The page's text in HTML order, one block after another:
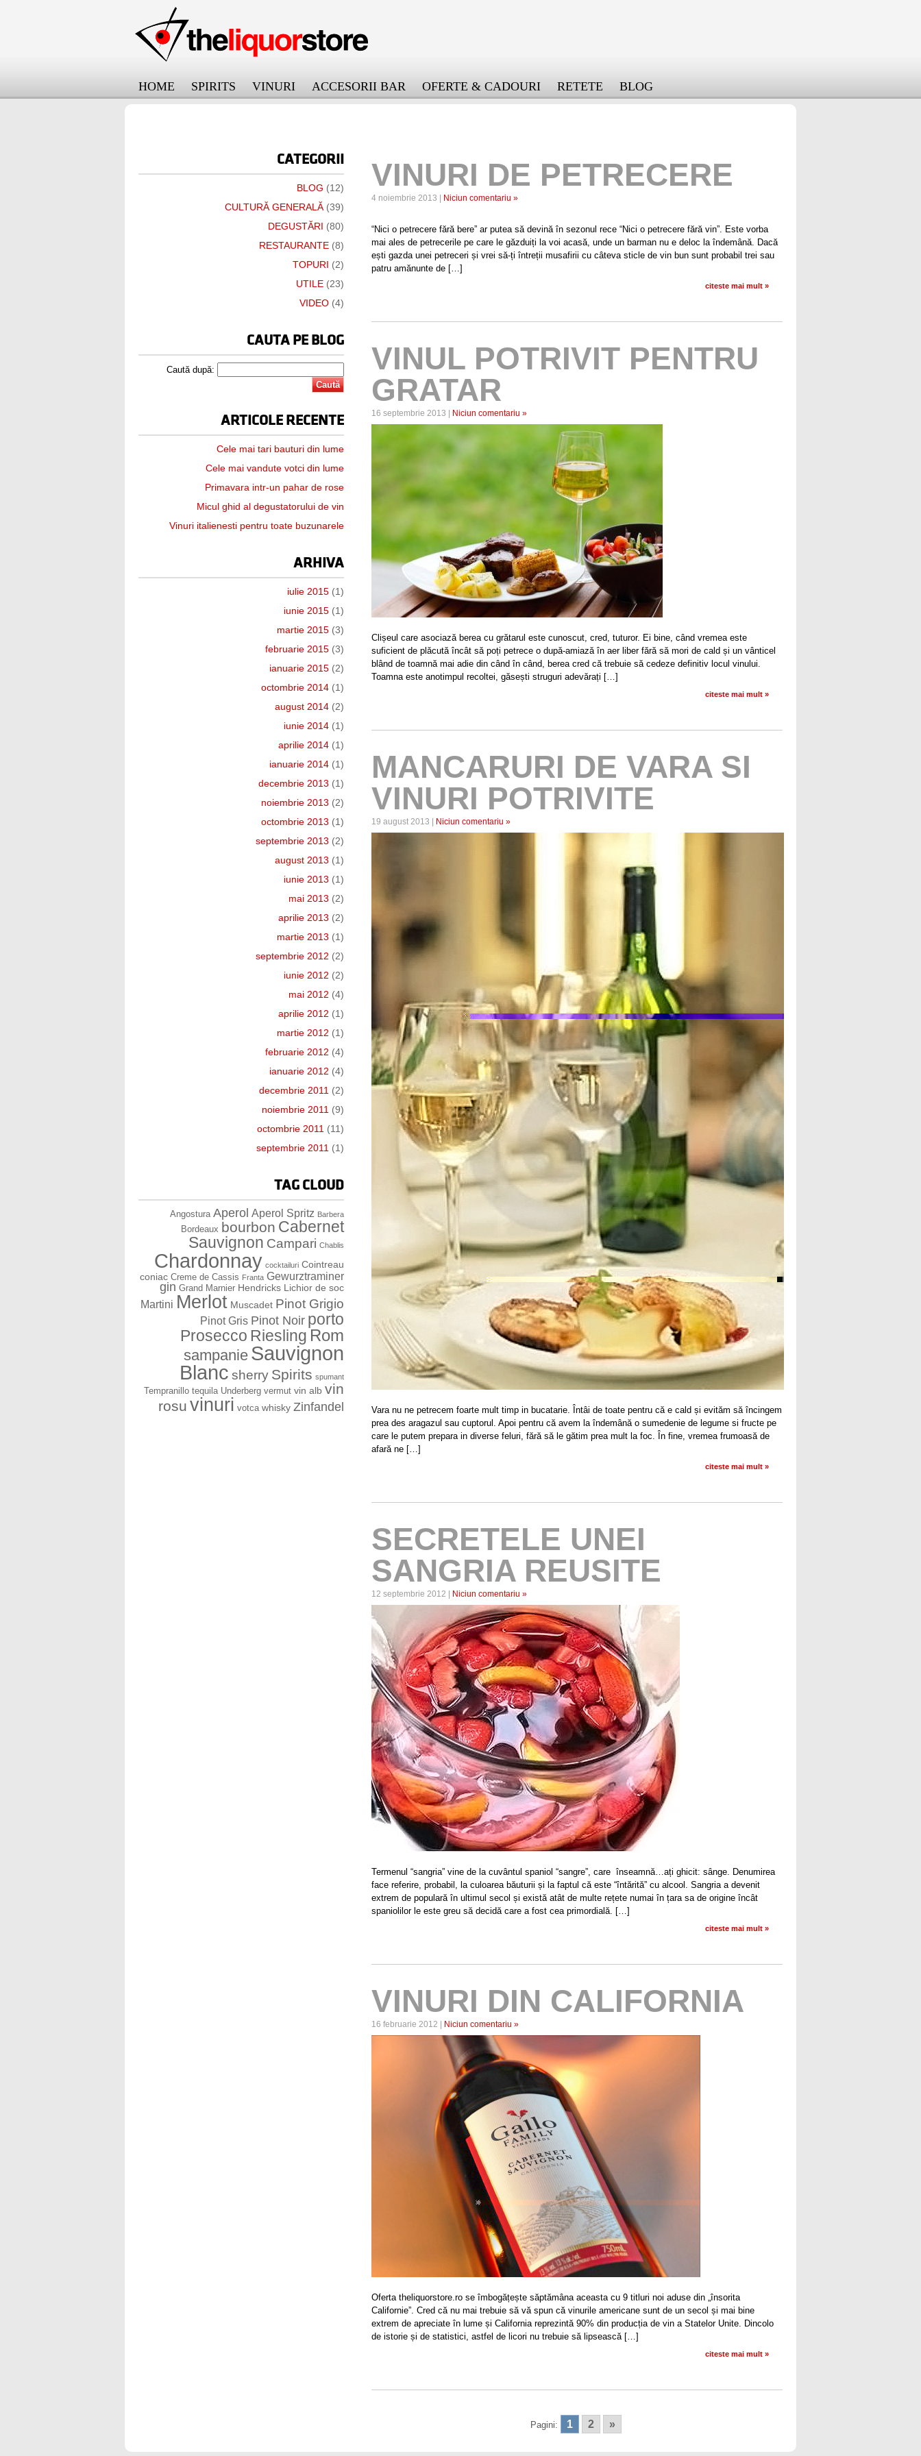
HOME SPIRITS VINURI ACCESORII BAR OFERTE & CADOURI RETETE BLOG
VINURI DE PETRECERE
4 noiembrie 2013 | Niciun comentariu »
“Nici o petrecere fără bere” ar putea să devină în sezonul rece “Nici o petrecere fără vin”. Este vorba
mai ales de petrecerile pe care le găzduiți la voi acasă, unde un barman nu e deloc la îndemână. Dacă
ești gazda unei petreceri și vrei să-ți întreții musafirii cu câteva sticle de vin bun sunt probabil trei sau
patru amănunte de […]
citeste mai mult »
VINUL POTRIVIT PENTRU
GRATAR
16 septembrie 2013 | Niciun comentariu »
Clișeul care asociază berea cu grătarul este cunoscut, cred, tuturor. Ei bine, când vremea este
suficient de plăcută încât să poți petrece o după-amiază în aer liber fără să mori de cald și un vânticel
blând de toamnă mai adie din când în când, berea cred că trebuie să cedeze definitiv locul vinului.
Toamna este anotimpul recoltei, găsești struguri adevărați […]
citeste mai mult »
MANCARURI DE VARA SI
VINURI POTRIVITE
19 august 2013 | Niciun comentariu »
Vara nu ne petrecem foarte mult timp in bucatarie. Întâi de toate pentru că e cald și evităm să încingem
prea des aragazul sau cuptorul. Apoi pentru că avem la îndemână o sumedenie de legume si fructe pe
care le putem prepara in diverse feluri, fără să le gătim prea mult la foc. În fine, vremea frumoasă de
afară ne […]
citeste mai mult »
SECRETELE UNEI
SANGRIA REUSITE
12 septembrie 2012 | Niciun comentariu »
Termenul “sangria” vine de la cuvântul spaniol “sangre”, care înseamnă…ați ghicit: sânge. Denumirea
face referire, probabil, la culoarea băuturii și la faptul că este “întărită” cu alcool. Sangria a devenit
extrem de populară în ultimul secol și există atât de multe rețete numai în țara sa de origine încât
spaniolilor le este greu să decidă care a fost cea primordială. […]
citeste mai mult »
VINURI DIN CALIFORNIA
16 februarie 2012 | Niciun comentariu »
Oferta theliquorstore.ro se îmbogățește săptămâna aceasta cu 9 titluri noi aduse din „însorita
Californie”. Cred că nu mai trebuie să vă spun că vinurile americane sunt de un secol și mai bine
extrem de apreciate în lume și California reprezintă 90% din producția de vin a Statelor Unite. Dincolo
de istorie și de statistici, astfel de licori nu trebuie să lipsească […]
citeste mai mult »
Pagini: 1 2 »
CATEGORII
BLOG (12)
CULTURĂ GENERALĂ (39)
DEGUSTĂRI (80)
RESTAURANTE (8)
TOPURI (2)
UTILE (23)
VIDEO (4)
CAUTA PE BLOG
Caută după:
ARTICOLE RECENTE
Cele mai tari bauturi din lume
Cele mai vandute votci din lume
Primavara intr-un pahar de rose
Micul ghid al degustatorului de vin
Vinuri italienesti pentru toate buzunarele
ARHIVA
iulie 2015 (1)
iunie 2015 (1)
martie 2015 (3)
februarie 2015 (3)
ianuarie 2015 (2)
octombrie 2014 (1)
august 2014 (2)
iunie 2014 (1)
aprilie 2014 (1)
ianuarie 2014 (1)
decembrie 2013 (1)
noiembrie 2013 (2)
octombrie 2013 (1)
septembrie 2013 (2)
august 2013 (1)
iunie 2013 (1)
mai 2013 (2)
aprilie 2013 (2)
martie 2013 (1)
septembrie 2012 (2)
iunie 2012 (2)
mai 2012 (4)
aprilie 2012 (1)
martie 2012 (1)
februarie 2012 (4)
ianuarie 2012 (4)
decembrie 2011 (2)
noiembrie 2011 (9)
octombrie 2011 (11)
septembrie 2011 (1)
TAG CLOUD
Angostura Aperol Aperol Spritz Barbera
Bordeaux bourbon Cabernet
Sauvignon Campari Chablis
Chardonnay cocktailuri Cointreau
coniac Creme de Cassis Franta Gewurztraminer
gin Grand Marnier Hendricks Lichior de soc
Martini Merlot Muscadet Pinot Grigio
Pinot Gris Pinot Noir porto
Prosecco Riesling Rom
sampanie Sauvignon
Blanc sherry Spirits spumant
Tempranillo tequila Underberg vermut vin alb vin
rosu vinuri votca whisky Zinfandel